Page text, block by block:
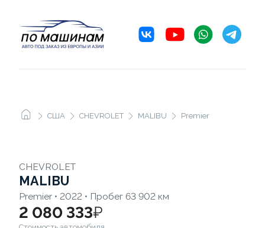
США CHEVROLET MALIBU Premier
CHEVROLET
MALIBU
Premier • 2022 • Пробег 63 902 км
2 080 333₽